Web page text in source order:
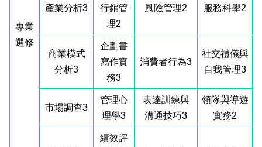
專業
選修
產業分析3
行銷管
理2
風險管理2 服務科學2
商業模式
分析3
企劃書
寫作實
務3
消費者行為3
社交禮儀與
自我管理3
市場調查3
管理心
理學3
表達訓練與
溝通技巧3
領隊與導遊
實務2
績效評